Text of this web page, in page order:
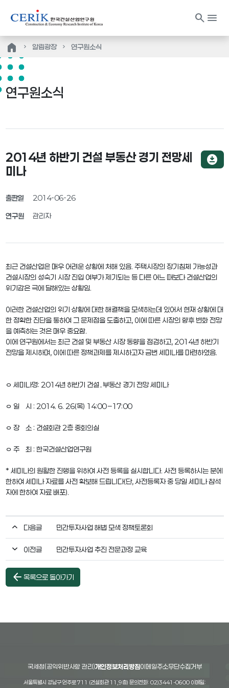
search menu
home 알림광장 연구원소식
연구원소식
2014년 하반기 건설 부동산 경기 전망세
미나
출판일 2014-06-26
연구원 관리자
download_for_offline
최근 건설산업은 매우 어려운 상황에 처해 있음. 주택시장의 장기침체 가능성과
건설시장의 성숙기 시장 진입 여부가 제기되는 등 다른 어느 때보다 건설산업의
위기감은 극에 달해있는 상황임.
이러한 건설산업의 위기 상황에 대한 해결책을 모색하는데 있어서 현재 상황에 대
한 정확한 진단을 통하여 그 문제점을 도출하고, 이에 따른 시장의 향후 변화 전망
을 예측하는 것은 매우 중요함.
이에 연구원에서는 최근 건설 및 부동산 시장 동향을 점검하고, 2014년 하반기
전망을 제시하며, 이에 따른 정책과제를 제시하고자 금번 세미나를 마련하였음.
ㅇ 세미나명: 2014년 하반기 건설․부동산 경기 전망 세미나
ㅇ 일 시 : 2014. 6. 26(목) 14:00 –17:00
ㅇ 장 소 : 건설회관 2층 중회의실
ㅇ 주 최 : 한국건설산업연구원
* 세미나의 원활한 진행을 위하여 사전 등록을 실시합니다. 사전 등록하시는 분에
한하여 세미나 자료를 사전 확보해 드립니다(단, 사전등록자 중 당일 세미나 참석
자에 한하여 자료 배포).
다음글 민간투자사업 해법 모색 정책토론회
이전글 민간투자사업 추진 전문과정 교육
arrow_back 목록으로 돌아가기
국세청(공익위반사항 관리)개인정보처리방침이메일주소무단수집거부
서울특별시 강남구 언주로 711 (건설회관 11,9층) 문의전화: 02)3441-0600 이메일: